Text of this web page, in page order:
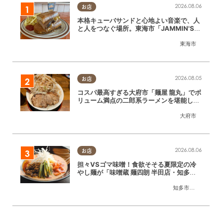
お店
東海市
2026.08.06
本格キューバサンドと心地よい音楽で、人
と人をつなぐ場所。東海市「JAMMIN'ST
お店
大府市
2026.08.05
コスパ最高すぎる大府市「麺屋 龍丸」でボ
リューム満点の二郎系ラーメンを堪能して
お店
知多市
,半田市
2026.08.06
担々VSゴマ味噌！食欲そそる夏限定の冷
やし麺が「味噌蔵 麺四朗 半田店・知多